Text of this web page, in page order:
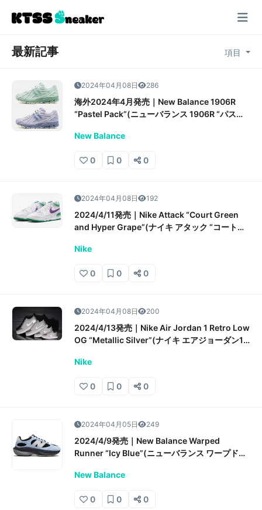
最新記事 項目
2024年04月08日 286
海外2024年4月発売｜New Balance 1906R
“Pastel Pack”(ニューバランス 1906R “パステ
New Balance
0 0 0
2024年04月08日 192
2024/4/11発売｜Nike Attack “Court Green
and Hyper Grape”(ナイキ アタック “コートグ
舗情報
Nike
0 0 0
2024年04月08日 200
2024/4/13発売｜Nike Air Jordan 1 Retro Low
OG “Metallic Silver”(ナイキ エアジョーダン1
価/店舗情報
Nike
0 0 0
2024年04月05日 249
2024/4/9発売｜New Balance Warped
Runner “Icy Blue”(ニューバランス ワープドラ
New Balance
0 0 0